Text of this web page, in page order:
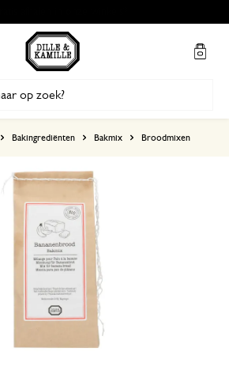
Bakingrediënten Bakmix Broodmixen
4
1
15 september 2024